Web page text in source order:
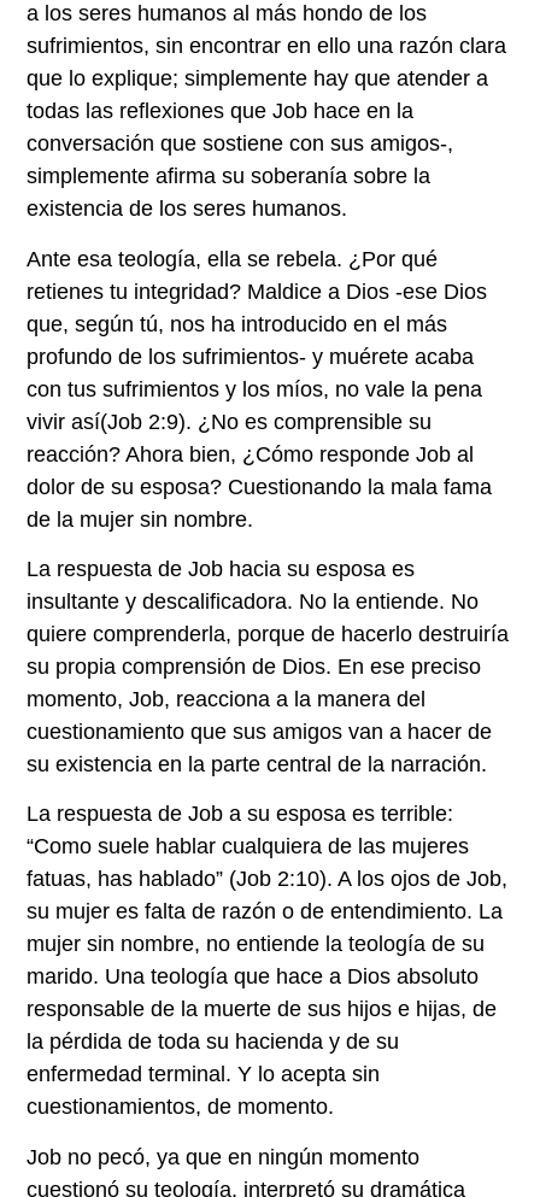
a los seres humanos al más hondo de los
sufrimientos, sin encontrar en ello una razón clara
que lo explique; simplemente hay que atender a
todas las reflexiones que Job hace en la
conversación que sostiene con sus amigos-,
simplemente afirma su soberanía sobre la
existencia de los seres humanos.
Ante esa teología, ella se rebela. ¿Por qué
retienes tu integridad? Maldice a Dios -ese Dios
que, según tú, nos ha introducido en el más
profundo de los sufrimientos- y muérete acaba
con tus sufrimientos y los míos, no vale la pena
vivir así(Job 2:9). ¿No es comprensible su
reacción? Ahora bien, ¿Cómo responde Job al
dolor de su esposa? Cuestionando la mala fama
de la mujer sin nombre.
La respuesta de Job hacia su esposa es
insultante y descalificadora. No la entiende. No
quiere comprenderla, porque de hacerlo destruiría
su propia comprensión de Dios. En ese preciso
momento, Job, reacciona a la manera del
cuestionamiento que sus amigos van a hacer de
su existencia en la parte central de la narración.
La respuesta de Job a su esposa es terrible:
“Como suele hablar cualquiera de las mujeres
fatuas, has hablado” (Job 2:10). A los ojos de Job,
su mujer es falta de razón o de entendimiento. La
mujer sin nombre, no entiende la teología de su
marido. Una teología que hace a Dios absoluto
responsable de la muerte de sus hijos e hijas, de
la pérdida de toda su hacienda y de su
enfermedad terminal. Y lo acepta sin
cuestionamientos, de momento.
Job no pecó, ya que en ningún momento
cuestionó su teología. interpretó su dramática